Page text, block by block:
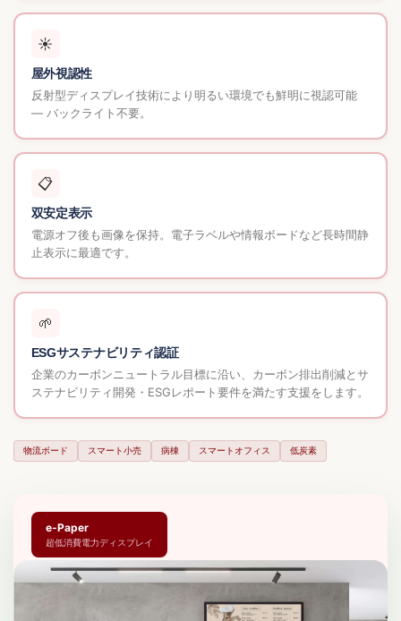
☀️
屋外視認性
反射型ディスプレイ技術により明るい環境でも鮮明に視認可能
— バックライト不要。
📋
双安定表示
電源オフ後も画像を保持。電子ラベルや情報ボードなど長時間静
止表示に最適です。
🌱
ESGサステナビリティ認証
企業のカーボンニュートラル目標に沿い、カーボン排出削減とサ
ステナビリティ開発・ESGレポート要件を満たす支援をします。
物流ボード スマート小売 病棟 スマートオフィス 低炭素
e-Paper
超低消費電力ディスプレイ